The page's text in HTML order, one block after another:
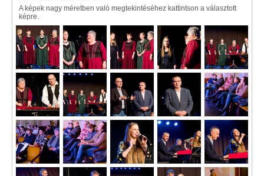
A képek nagy méretben való megtekintéséhez kattintson a választott
képre.